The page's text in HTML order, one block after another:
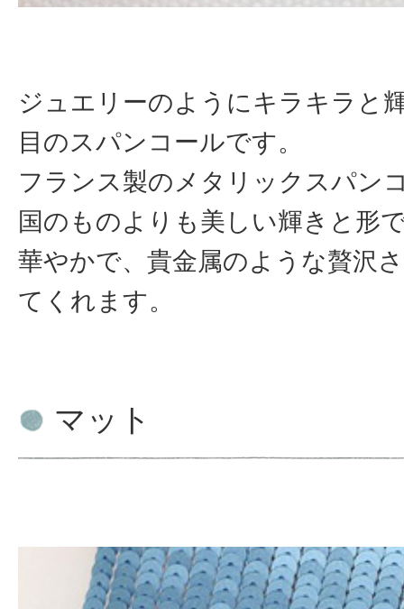
ジュエリーのようにキラキラと
目のスパンコールです。
フランス製のメタリックスパン
国のものよりも美しい輝きと形
華やかで、貴金属のような贅沢
てくれます。
マット